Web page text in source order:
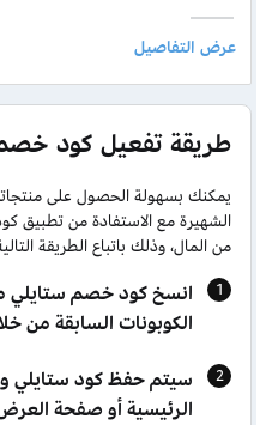
طريقة تفعيل كود
يمكنك بسهولة الحصول على
الشهيرة مع الاستفادة من تطبيق
من المال، وذلك باتباع الطريقة
انسخ كود خصم ستايلي
الكوبونات السابقة من
سيتم حفظ كود ستايلي
الرئيسية أو صفحة